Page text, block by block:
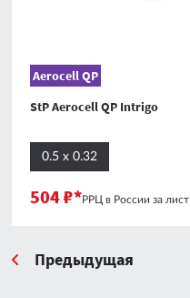
Aerocell QP
StP Aerocell QP Intrigo
0.5 х 0.32
504 ₽*РРЦ в России за лист
Предыдущая